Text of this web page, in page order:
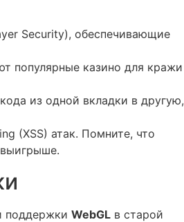
Security), обеспечивающие
популярные казино для кражи
из одной вкладки в другую,
(XSS) атак. Помните, что
поддержки WebGL в старой